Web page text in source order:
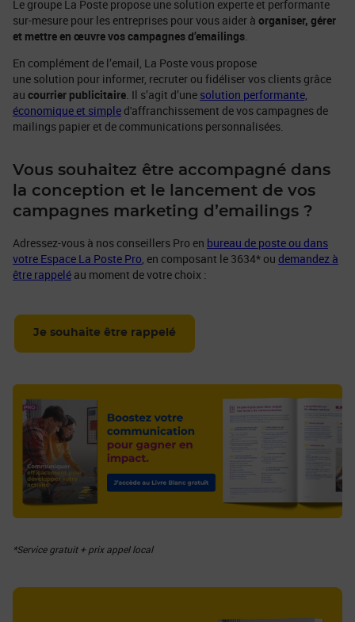
Le groupe La Poste propose une solution experte et performante
sur-mesure pour les entreprises pour vous aider à organiser, gérer
et mettre en œuvre vos campagnes d’emailings.
En complément de l’email, La Poste vous propose
une solution pour informer, recruter ou fidéliser vos clients grâce
au courrier publicitaire. Il s’agit d’une solution performante,
économique et simple d'affranchissement de vos campagnes de
mailings papier et de communications personnalisées.
Vous souhaitez être accompagné dans
la conception et le lancement de vos
campagnes marketing d’emailings ?
Adressez-vous à nos conseillers Pro en bureau de poste ou dans
votre Espace La Poste Pro, en composant le 3634* ou demandez à
être rappelé au moment de votre choix :
Je souhaite être rappelé
*Service gratuit + prix appel local